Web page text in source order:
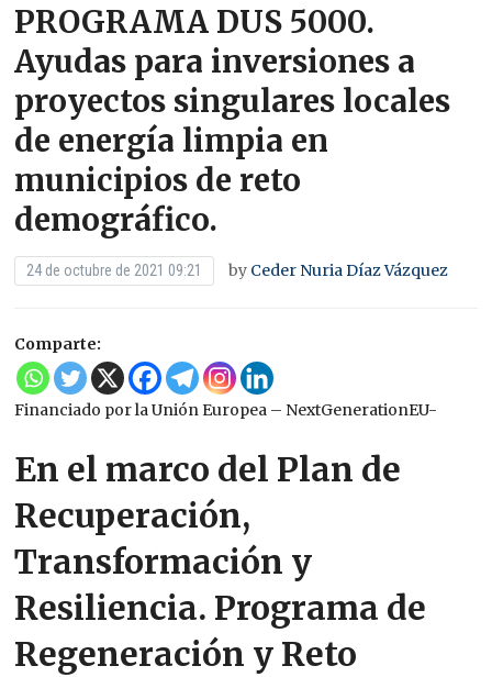
PROGRAMA DUS 5000.
Ayudas para inversiones a
proyectos singulares locales
de energía limpia en
municipios de reto
demográfico.
24 de octubre de 2021 09:21 by Ceder Nuria Díaz Vázquez
Comparte:
Financiado por la Unión Europea – NextGenerationEU-
En el marco del Plan de
Recuperación,
Transformación y
Resiliencia. Programa de
Regeneración y Reto